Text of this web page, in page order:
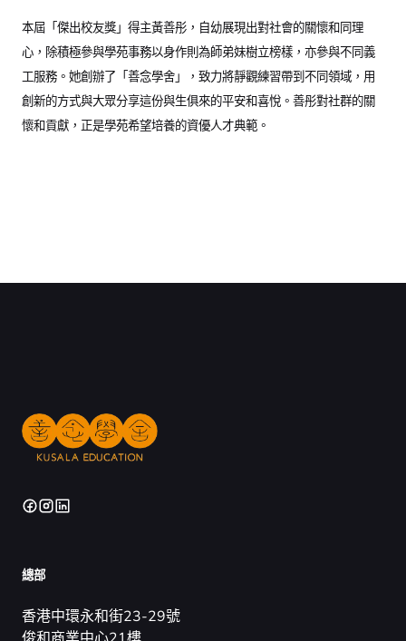
本屆「傑出校友獎」得主黃善彤，自幼展現出對社會的關懷和同理
心，除積極參與學苑事務以身作則為師弟妹樹立榜樣，亦參與不同義
工服務。她創辦了「善念學舍」，致力將靜觀練習帶到不同領域，用
創新的方式與大眾分享這份與生俱來的平安和喜悅。善彤對社群的關
懷和貢獻，正是學苑希望培養的資優人才典範。
總部
香港中環永和街23-29號